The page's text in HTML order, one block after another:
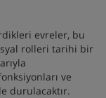
evreler, bu
rolleri tarihi bir
ve
durulacaktır.